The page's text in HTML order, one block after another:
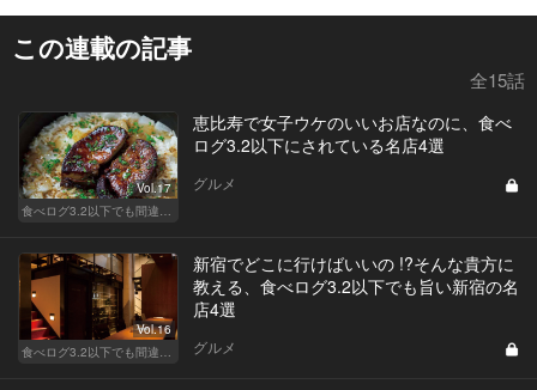
この連載の記事
全15話
Vol.17
食べログ3.2以下でも間違いなく名店！
恵比寿で女子ウケのいいお店なのに、食べ
ログ3.2以下にされている名店4選
グルメ
Vol.16
食べログ3.2以下でも間違いなく名店！
新宿でどこに行けばいいの !?そんな貴方に
教える、食べログ3.2以下でも旨い新宿の名
店4選
グルメ